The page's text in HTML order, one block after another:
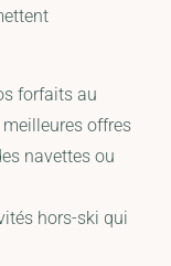
forfaits au
offres
navettes ou
hors-ski qui